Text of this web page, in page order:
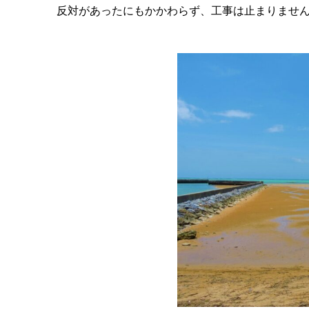
反対があったにもかかわらず、工事は止まりませ